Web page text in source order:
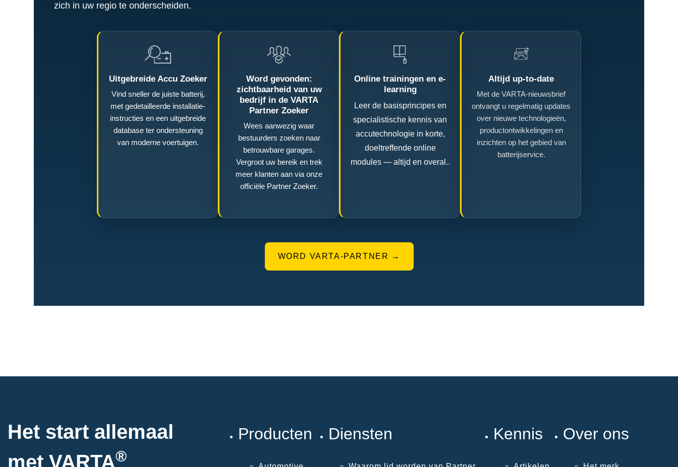
zich in uw regio te onderscheiden.
Uitgebreide Accu Zoeker
Vind sneller de juiste batterij,
met gedetailleerde installatie-
instructies en een uitgebreide
database ter ondersteuning
van moderne voertuigen.
Word gevonden:
zichtbaarheid van uw
bedrijf in de VARTA
Partner Zoeker
Wees aanwezig waar
bestuurders zoeken naar
betrouwbare garages.
Vergroot uw bereik en trek
meer klanten aan via onze
officiële Partner Zoeker.
Online trainingen en e-
learning
Leer de basisprincipes en
specialistische kennis van
accutechnologie in korte,
doeltreffende online
modules — altijd en overal..
Altijd up-to-date
Met de VARTA-nieuwsbrief
ontvangt u regelmatig updates
over nieuwe technologieën,
productontwikkelingen en
inzichten op het gebied van
batterijservice.
WORD VARTA-PARTNER →
Het start allemaal
met VARTA®
Producten Diensten Kennis Over ons